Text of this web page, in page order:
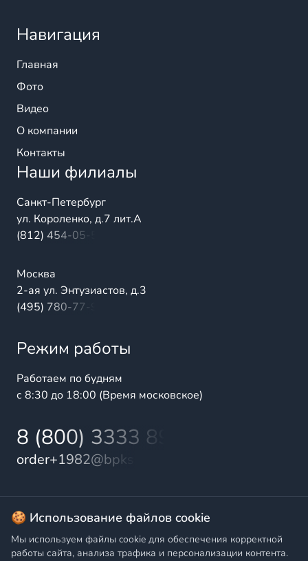
Навигация
Главная
Фото
Видео
О компании
Контакты
Наши филиалы
Санкт-Петербург
ул. Короленко, д.7 лит.А
(812) 454-05-54
Москва
2-ая ул. Энтузиастов, д.3
(495) 780-77-98
Режим работы
Работаем по будням
с 8:30 до 18:00 (Время московское)
8 (800) 3333 899
order+1982@bpks.ru
© 2025 БалтПромКомплект — комплексные поставки
высококачественной продукции промышленного и
бытового назначения
🍪 Использование файлов cookie
Мы используем файлы cookie для обеспечения корректной
работы сайта, анализа трафика и персонализации контента.